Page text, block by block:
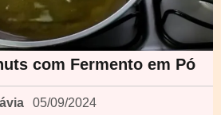
com Fermento em Pó
05/09/2024